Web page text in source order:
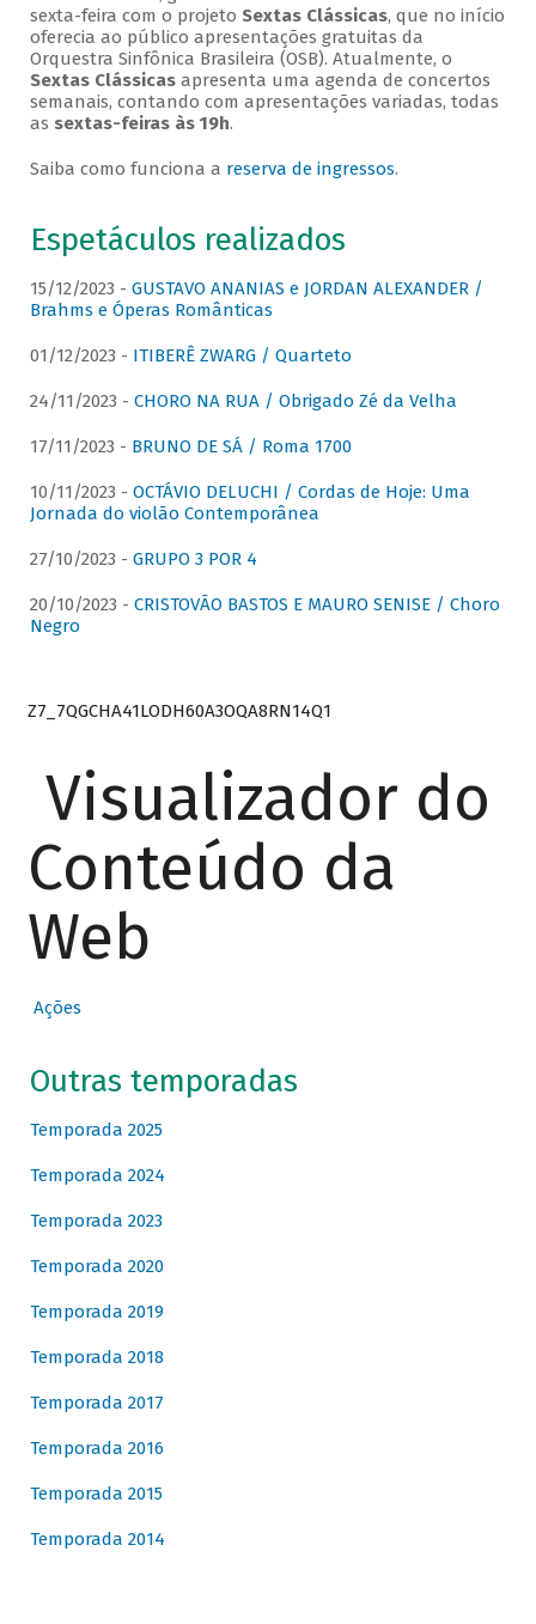
sexta-feira com o projeto Sextas Clássicas, que no início
oferecia ao público apresentações gratuitas da
Orquestra Sinfônica Brasileira (OSB). Atualmente, o
Sextas Clássicasapresenta uma agenda de concertos
semanais, contando com apresentações variadas, todas
as sextas-feiras às 19h.
Saiba como funciona a reserva de ingressos.
Espetáculos realizados
15/12/2023 - GUSTAVO ANANIAS e JORDAN ALEXANDER /
Brahms e Óperas Românticas
01/12/2023 - ITIBERÊ ZWARG / Quarteto
24/11/2023 - CHORO NA RUA / Obrigado Zé da Velha
17/11/2023 - BRUNO DE SÁ / Roma 1700
10/11/2023 - OCTÁVIO DELUCHI / Cordas de Hoje: Uma
Jornada do violão Contemporânea
27/10/2023 - GRUPO 3 POR 4
20/10/2023 - CRISTOVÃO BASTOS E MAURO SENISE / Choro
Negro
Z7_7QGCHA41LODH60A3OQA8RN14Q1
Visualizador do
Conteúdo da
Web
Ações
Outras temporadas
Temporada 2025
Temporada 2024
Temporada 2023
Temporada 2020
Temporada 2019
Temporada 2018
Temporada 2017
Temporada 2016
Temporada 2015
Temporada 2014